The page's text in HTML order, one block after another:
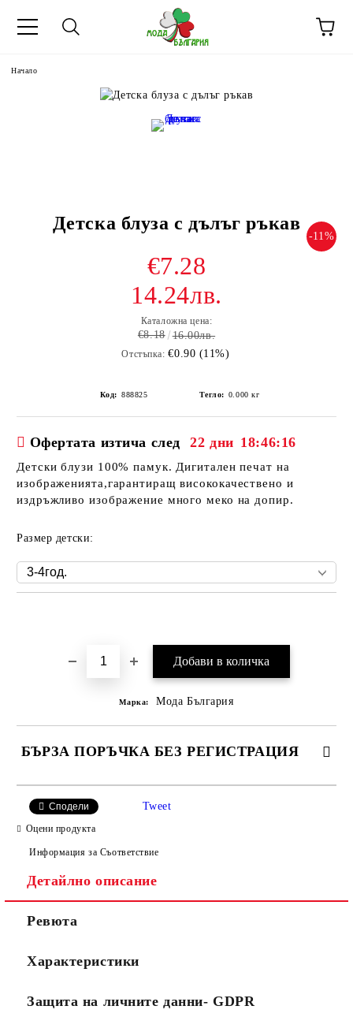
Начало
Детска блуза с дълъг ръкав
-11%
€7.28
14.24лв.
Каталожна цена:
€8.18 16.00лв.
Отстъпка: €0.90 (11%)
Код: 888825 Тегло: 0.000 кг
Офертата изтича след 22 дни 18:46:16
Детски блузи 100% памук. Дигитален печат на
изображенията,гарантиращ висококачествено и
издръжливо изображение много меко на допир.
Размер детски:
Марка: Мода България
БЪРЗА ПОРЪЧКА БЕЗ РЕГИСТРАЦИЯ
Съгласен съм с
Ние ще се свържем с вас в рамките на работния ден.
Сподели Tweet
Оцени продукта
Информация за Съответствие
Детайлно описание
Ревюта
Характеристики
Защита на личните данни- GDPR